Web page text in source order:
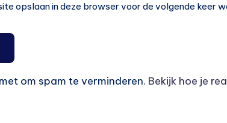
opslaan in deze browser voor de volgende keer
om spam te verminderen. Bekijk hoe je